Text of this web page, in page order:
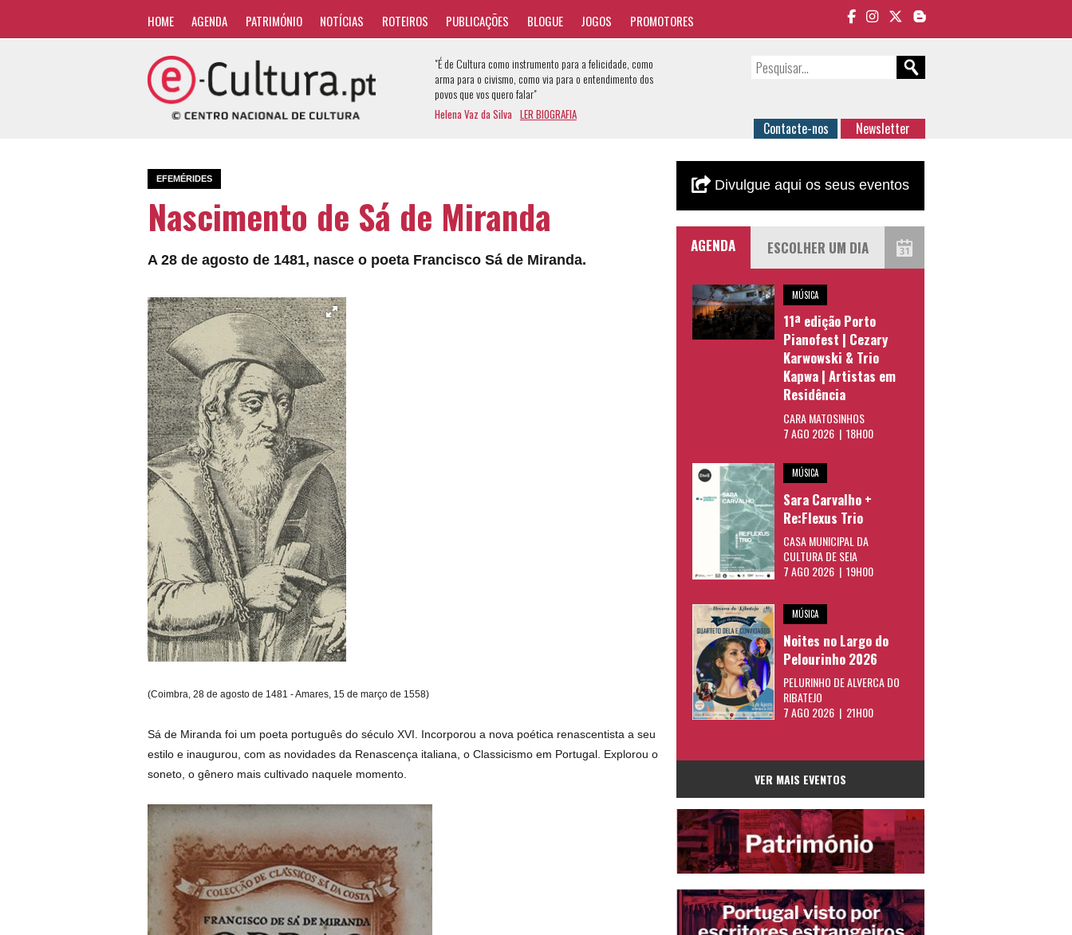
HOME AGENDA PATRIMÓNIO NOTÍCIAS ROTEIROS PUBLICAÇÕES BLOGUE JOGOS PROMOTORES
"É de Cultura como instrumento para a felicidade, como
arma para o civismo, como via para o entendimento dos
povos que vos quero falar"
Helena Vaz da Silva LER BIOGRAFIA
Contacte-nos Newsletter
EFEMÉRIDES
Nascimento de Sá de Miranda
A 28 de agosto de 1481, nasce o poeta Francisco Sá de Miranda.
(Coimbra, 28 de agosto de 1481 - Amares, 15 de março de 1558)
Sá de Miranda foi um poeta português do século XVI. Incorporou a nova poética renascentista a seu
estilo e inaugurou, com as novidades da Renascença italiana, o Classicismo em Portugal. Explorou o
soneto, o gênero mais cultivado naquele momento.
Divulgue aqui os seus eventos
AGENDA
MÚSICA
11ª edição Porto
Pianofest | Cezary
Karwowski & Trio
Kapwa | Artistas em
Residência
CARA MATOSINHOS
7 AGO 2026 | 18H00
MÚSICA
Sara Carvalho +
Re:Flexus Trio
CASA MUNICIPAL DA
CULTURA DE SEIA
7 AGO 2026 | 19H00
MÚSICA
Noites no Largo do
Pelourinho 2026
PELURINHO DE ALVERCA DO
RIBATEJO
7 AGO 2026 | 21H00
VER MAIS EVENTOS